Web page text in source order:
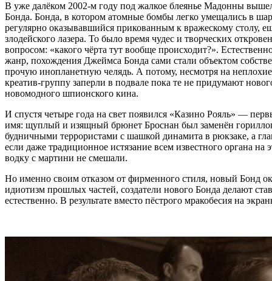
В уже далёком 2002-м году под жалкое блеянье Мадонны
Бонда. Бонда, в котором атомные бомбы легко умещались в
регулярно оказывавшийся прикованным к вражескому столу,
злодейского лазера. То было время чудес и творческих
вопросом: «какого чёрта тут вообще происходит?».
жанр, похождения Джеймса Бонда сами стали объектом
прочую инопланетную челядь. А потому, несмотря на
креатив-группу заперли в подвале пока те не придумают
новомодного шпионского кина.
И спустя четыре года на свет появился «Казино Рояль» —
имя: щуплый и изящный брюнет Броснан был заменён
будничными террористами с шашкой динамита в рюкзаке, а
если даже традиционное истязание всем известного органа
водку с мартини не смешали.
Но именно своим отказом от фирменного стиля, новый Бонд
идиотизм прошлых частей, создатели нового Бонда делают
естественно. В результате вместо пёстрого мракобесия на